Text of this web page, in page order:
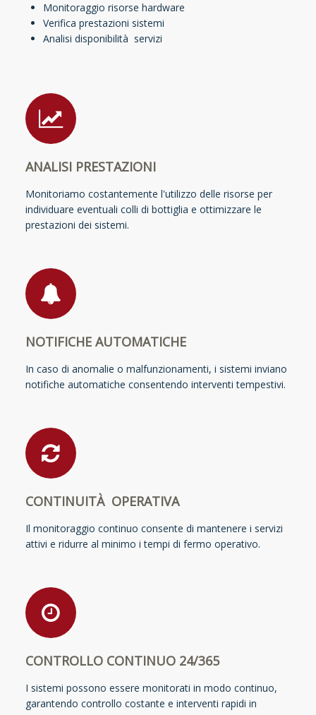
Monitoraggio risorse hardware
Verifica prestazioni sistemi
Analisi disponibilità servizi
ANALISI PRESTAZIONI
Monitoriamo costantemente l'utilizzo delle risorse per
individuare eventuali colli di bottiglia e ottimizzare le
prestazioni dei sistemi.
NOTIFICHE AUTOMATICHE
In caso di anomalie o malfunzionamenti, i sistemi inviano
notifiche automatiche consentendo interventi tempestivi.
CONTINUITÀ OPERATIVA
Il monitoraggio continuo consente di mantenere i servizi
attivi e ridurre al minimo i tempi di fermo operativo.
CONTROLLO CONTINUO 24/365
I sistemi possono essere monitorati in modo continuo,
garantendo controllo costante e interventi rapidi in